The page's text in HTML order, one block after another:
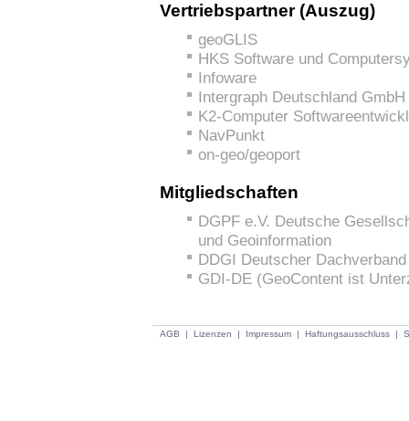
Vertriebspartner (Auszug)
geoGLIS
HKS Software und
Infoware
Intergraph Deutschland GmbH
K2-Computer
NavPunkt
on-geo/geoport
Mitgliedschaften
DGPF e.V. Deutsche
und Geoinformation
DDGI Deutscher
GDI-DE (GeoContent ist
AGB | Lizenzen | Impressum | Haftungsausschluss |